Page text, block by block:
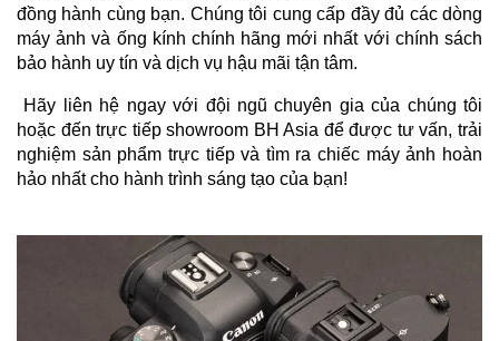
đồng hành cùng bạn. Chúng tôi cung cấp đầy đủ các dòng
máy ảnh và ống kính chính hãng mới nhất với chính sách
bảo hành uy tín và dịch vụ hậu mãi tận tâm.
Hãy liên hệ ngay với đội ngũ chuyên gia của chúng tôi
hoặc đến trực tiếp showroom BH Asia để được tư vấn, trải
nghiệm sản phẩm trực tiếp và tìm ra chiếc máy ảnh hoàn
hảo nhất cho hành trình sáng tạo của bạn!